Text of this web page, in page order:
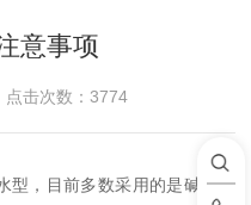
意事项
点击次数：3774
型，目前多数采用的是碱液的